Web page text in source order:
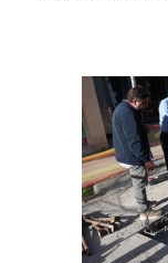
2013
2012
2011
2010
2006